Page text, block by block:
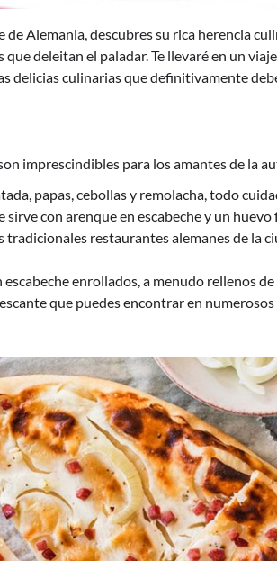
Alemania, descubres su rica herencia
deleitan el paladar. Te llevaré en un
delicias culinarias que definitivamente
imprescindibles para los amantes de la
papas, cebollas y remolacha, todo
con arenque en escabeche y un
tradicionales restaurantes alemanes de la
enrollados, a menudo rellenos
que puedes encontrar en numerosos